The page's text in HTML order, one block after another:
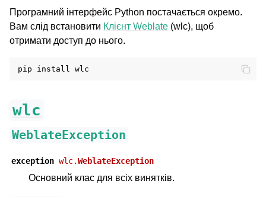
Програмний інтерфейс Python постачається окремо.
Вам слід встановити Клієнт Weblate (wlc), щоб
отримати доступ до нього.
pip install
wlc
WeblateException
exception wlc.WeblateException
Основний клас для всіх винятків.